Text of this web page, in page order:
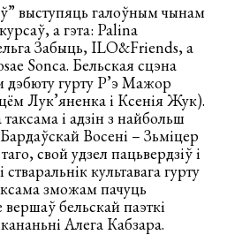
выступяць галоўным чынам
а гэта: Palina
Забыць, ILO&Friends, а
Sonca. Бельская сцэна
дэбюту гурту Р’э Мажор
Лук’яненка і Ксенія Жук).
і адзін з найбольш
Восені – Зьміцер
свой удзел пацьвердзіў і
культавага гурту
зможам пачуць
бельскай паэткі
Алега Кабзара.